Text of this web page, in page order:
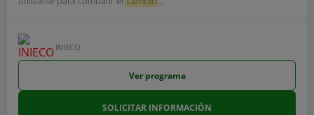
INIECO
Ver programa
SOLICITAR INFORMACIÓN